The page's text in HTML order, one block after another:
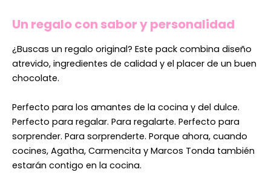
Un regalo con sabor y personalidad
¿Buscas un regalo original? Este pack combina diseño
atrevido, ingredientes de calidad y el placer de un buen
chocolate.
Perfecto para los amantes de la cocina y del dulce.
Perfecto para regalar. Para regalarte. Perfecto para
sorprender. Para sorprenderte. Porque ahora, cuando
cocines, Agatha, Carmencita y Marcos Tonda también
estarán contigo en la cocina.